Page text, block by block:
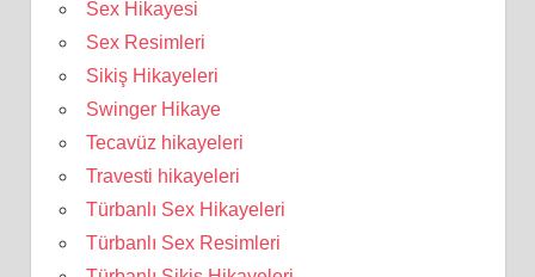
Sex Hikayesi
Sex Resimleri
Sikiş Hikayeleri
Swinger Hikaye
Tecavüz hikayeleri
Travesti hikayeleri
Türbanlı Sex Hikayeleri
Türbanlı Sex Resimleri